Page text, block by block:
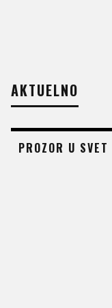
AKTUELNO
PROZOR U SVET